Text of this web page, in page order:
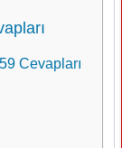
Cevapları